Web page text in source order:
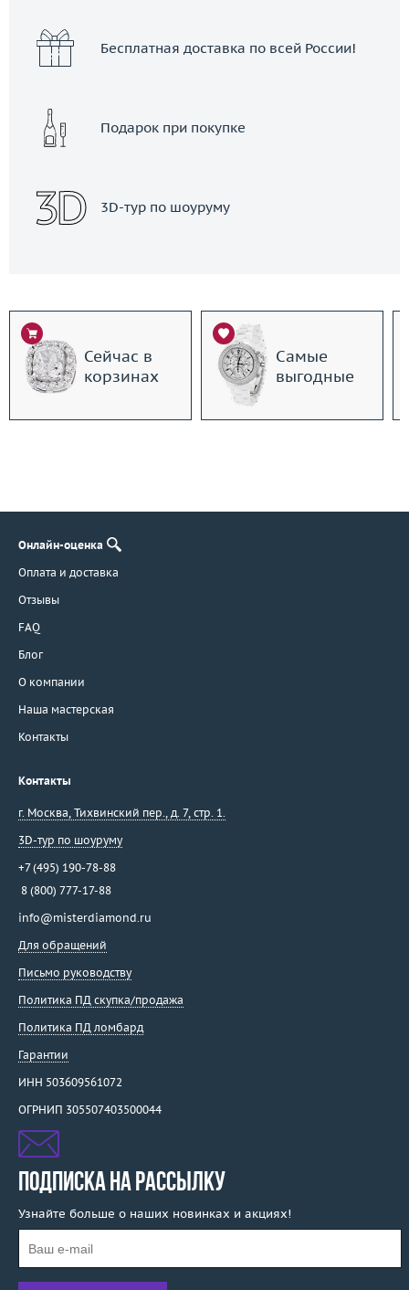
Бесплатная доставка по всей России!
Подарок при покупке
3D-тур по шоуруму
Сейчас в
корзинах
Самые
выгодные
Онлайн-оценка
Оплата и доставка
Отзывы
FAQ
Блог
О компании
Наша мастерская
Контакты
Контакты
г. Москва, Тихвинский пер., д. 7, стр. 1.
3D-тур по шоуруму
+7 (495) 190-78-88
8 (800) 777-17-88
info@misterdiamond.ru
Для обращений
Письмо руководству
Политика ПД скупка/продажа
Политика ПД ломбард
Гарантии
ИНН 503609561072
ОГРНИП 305507403500044
ПОДПИСКА НА РАССЫЛКУ
Узнайте больше о наших новинках и акциях!